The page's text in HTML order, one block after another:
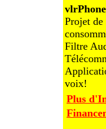
Projet de
Filtre
voix!
Plus